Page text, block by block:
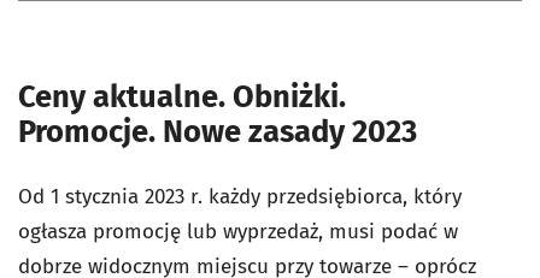
Ceny aktualne. Obniżki.
Promocje. Nowe zasady 2023
Od 1 stycznia 2023 r. każdy przedsiębiorca, który
ogłasza promocję lub wyprzedaż, musi podać w
dobrze widocznym miejscu przy towarze – oprócz